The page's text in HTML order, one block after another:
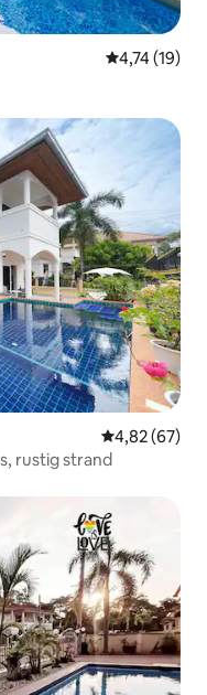
Gemiddelde
4,74 (19)
Gemiddelde
4,82 (67)
rustig strand